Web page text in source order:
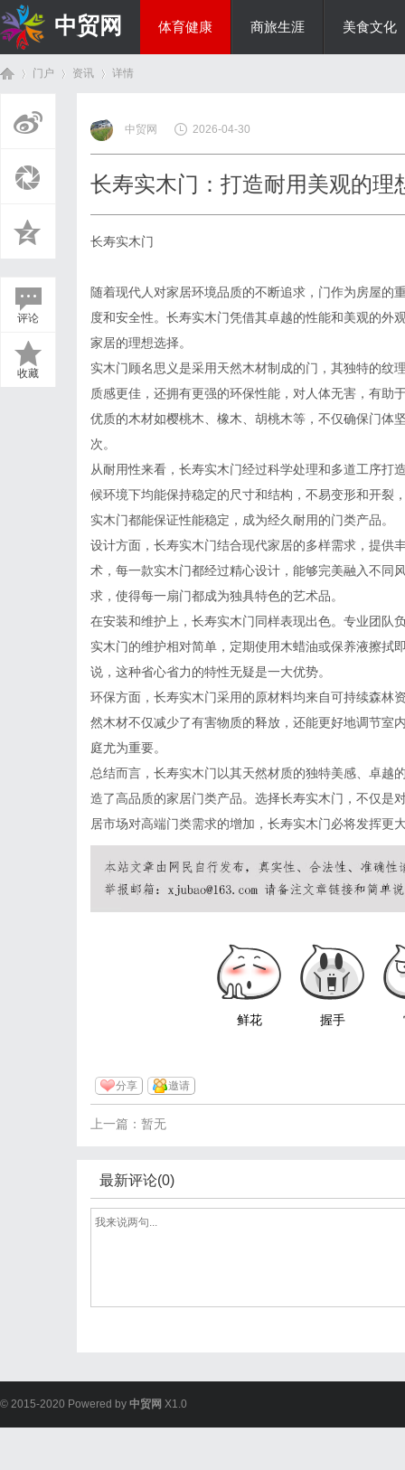
中贸网 体育健康 商旅生涯 美食文化
门户 资讯
›
详情
评论
收藏
中贸网 2026-04-30
长寿实木门：打造耐用美观的理
长寿实木门
随着现代人对家居环境品质的不断追求，门作为房屋的
度和安全性。长寿实木门凭借其卓越的性能和美观的外
家居的理想选择。
实木门顾名思义是采用天然木材制成的门，其独特的纹
质感更佳，还拥有更强的环保性能，对人体无害，有助
优质的木材如樱桃木、橡木、胡桃木等，不仅确保门体
次。
从耐用性来看，长寿实木门经过科学处理和多道工序打
候环境下均能保持稳定的尺寸和结构，不易变形和开裂
实木门都能保证性能稳定，成为经久耐用的门类产品。
设计方面，长寿实木门结合现代家居的多样需求，提供
术，每一款实木门都经过精心设计，能够完美融入不同
求，使得每一扇门都成为独具特色的艺术品。
在安装和维护上，长寿实木门同样表现出色。专业团队
实木门的维护相对简单，定期使用木蜡油或保养液擦拭
说，这种省心省力的特性无疑是一大优势。
环保方面，长寿实木门采用的原材料均来自可持续森林
然木材不仅减少了有害物质的释放，还能更好地调节室
庭尤为重要。
总结而言，长寿实木门以其天然材质的独特美感、卓越
造了高品质的家居门类产品。选择长寿实木门，不仅是
居市场对高端门类需求的增加，长寿实木门必将发挥更
鲜花 握手
分享 邀请
上一篇：暂无
最新评论(0)
© 2015-2020 Powered by 中贸网 X1.0